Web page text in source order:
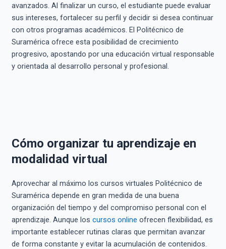
avanzados. Al finalizar un curso, el estudiante puede evaluar
sus intereses, fortalecer su perfil y decidir si desea continuar
con otros programas académicos. El Politécnico de
Suramérica ofrece esta posibilidad de crecimiento
progresivo, apostando por una educación virtual responsable
y orientada al desarrollo personal y profesional.
Cómo organizar tu aprendizaje en
modalidad virtual
Aprovechar al máximo los cursos virtuales Politécnico de
Suramérica depende en gran medida de una buena
organización del tiempo y del compromiso personal con el
aprendizaje. Aunque los cursos online ofrecen flexibilidad, es
importante establecer rutinas claras que permitan avanzar
de forma constante y evitar la acumulación de contenidos.